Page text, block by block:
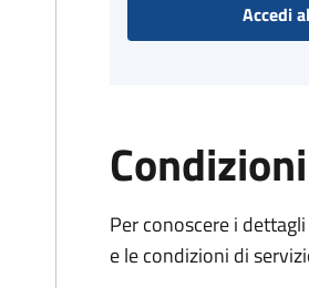
Accedi
Per conoscere i
e le condizioni di